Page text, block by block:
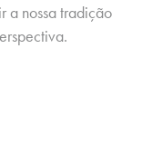
a nossa tradição